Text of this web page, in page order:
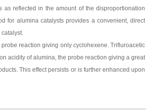
reflected in the amount of the disproportionation
for alumina catalysts provides a convenient, direct
reaction giving only cyclohexene. Trifluroacetic
acidity of alumina, the probe reaction giving a great
This effect persists or is further enhanced upon